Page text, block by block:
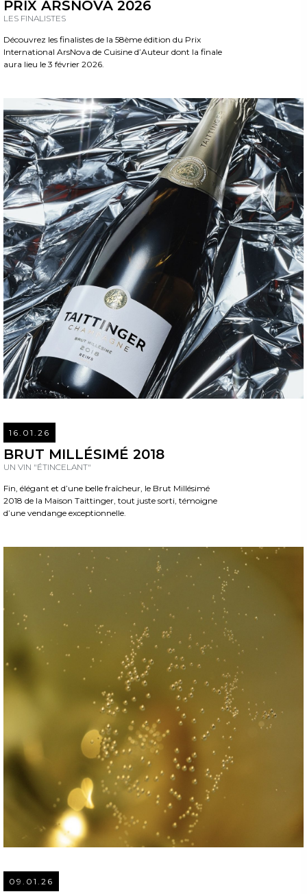
PRIX ARSNOVA 2026
LES FINALISTES
Découvrez les finalistes de la 58ème édition du Prix
International ArsNova de Cuisine d’Auteur dont la finale
aura lieu le 3 février 2026.
16.01.26
BRUT MILLÉSIMÉ 2018
UN VIN "ÉTINCELANT"
Fin, élégant et d’une belle fraîcheur, le Brut Millésimé
2018 de la Maison Taittinger, tout juste sorti, témoigne
d’une vendange exceptionnelle.
09.01.26